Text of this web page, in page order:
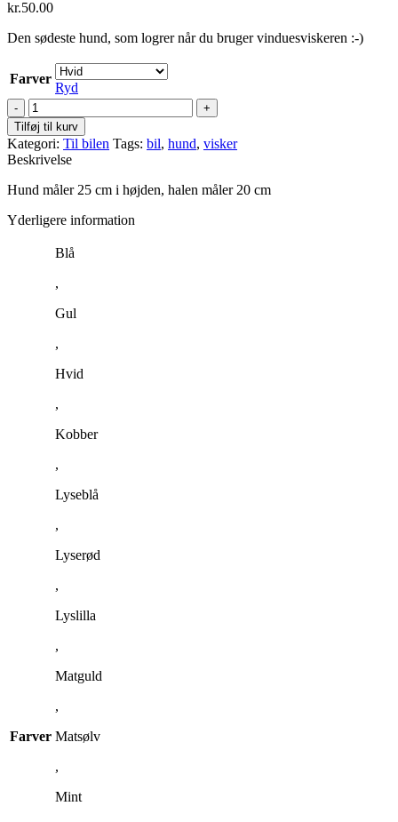
kr.50.00
Den sødeste hund, som logrer når du bruger vinduesviskeren :-)
Farver
Ryd
Hund
til
bilen
med
viskerhale
antal
Tilføj til kurv
Kategori: Til bilen Tags: bil, hund, visker
Beskrivelse
Hund måler 25 cm i højden, halen måler 20 cm
Yderligere information
Farver
Blå
,
Gul
,
Hvid
,
Kobber
,
Lyseblå
,
Lyserød
,
Lyslilla
,
Matguld
,
Matsølv
,
Mint